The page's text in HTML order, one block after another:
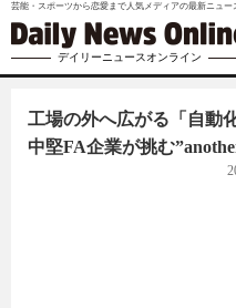
芸能・スポーツから恋愛まで人気メディアの最新ニュー
デイリーニュースオンライン
工場の外へ広がる「自
中堅FA企業が挑む